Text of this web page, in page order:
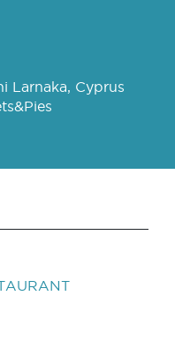
Larnaka, Cyprus